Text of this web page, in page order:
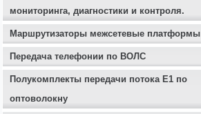
мониторинга, диагностики и контроля.
Маршрутизаторы межсетевые платформы
Передача телефонии по ВОЛС
Полукомплекты передачи потока E1 по
оптоволокну